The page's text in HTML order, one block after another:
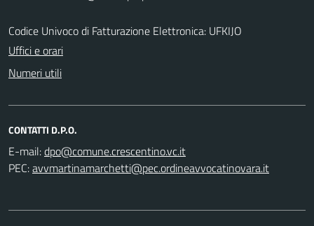
Codice Univoco di Fatturazione Elettronica: UFKIJO
Uffici e orari
Numeri utili
CONTATTI D.P.O.
E-mail:
PEC: